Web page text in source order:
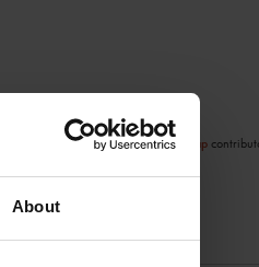
About
©OpenStreetMap